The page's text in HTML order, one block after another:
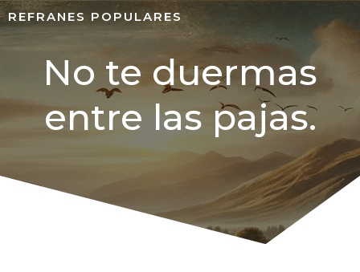
REFRANES POPULARES
No te duermas
entre las pajas.